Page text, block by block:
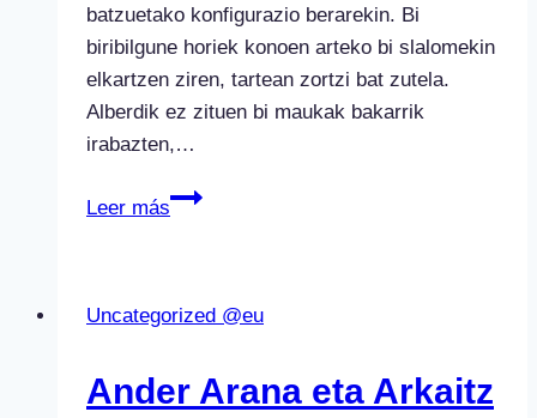
batzuetako konfigurazio berarekin. Bi
biribilgune horiek konoen arteko bi slalomekin
elkartzen ziren, tartean zortzi bat zutela.
Alberdik ez zituen bi maukak bakarrik
irabazten,…
Leer más
Iñaki
Slalomaren
Uncategorized @eu
Ander Arana eta Arkaitz